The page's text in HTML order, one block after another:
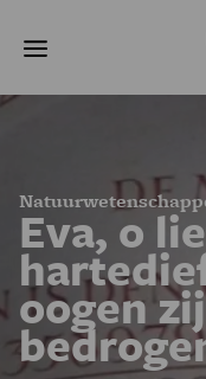
naar
inhoud
GEZONDHEID
PSYCHE & BREIN
PODCAST
Eva, o
oogen